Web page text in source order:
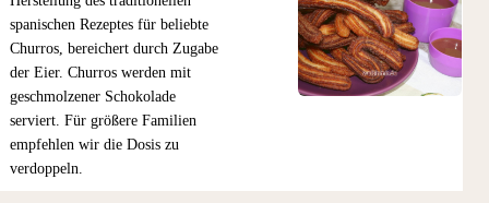
spanischen Rezeptes für beliebte
Churros, bereichert durch Zugabe
der Eier. Churros werden mit
geschmolzener Schokolade
serviert. Für größere Familien
empfehlen wir die Dosis zu
verdoppeln.